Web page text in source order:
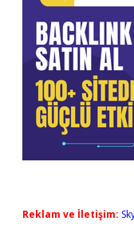
Reklam ve İletişim: